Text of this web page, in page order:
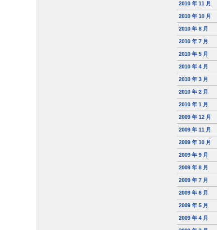
2010 年 11 月
2010 年 10 月
2010 年 8 月
2010 年 7 月
2010 年 5 月
2010 年 4 月
2010 年 3 月
2010 年 2 月
2010 年 1 月
2009 年 12 月
2009 年 11 月
2009 年 10 月
2009 年 9 月
2009 年 8 月
2009 年 7 月
2009 年 6 月
2009 年 5 月
2009 年 4 月